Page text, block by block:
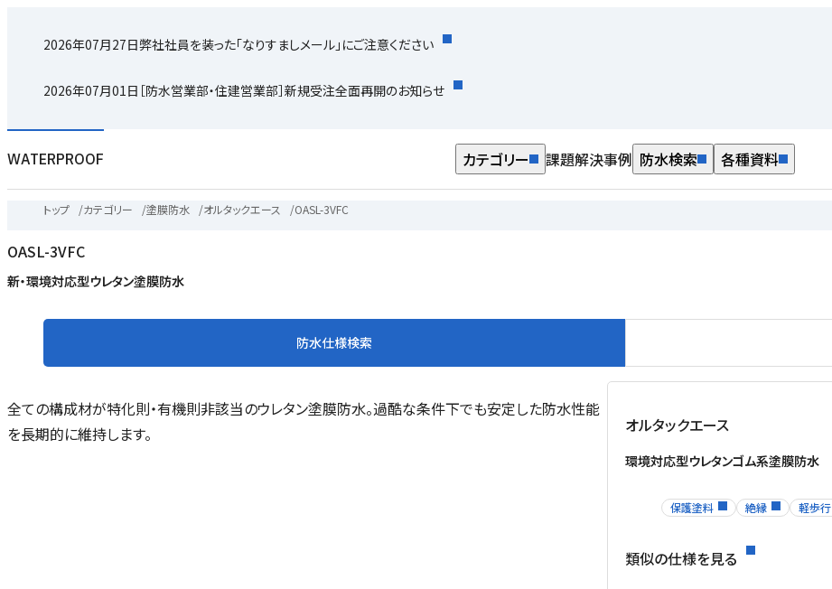
2026年07月27日弊社社員を装った「なりすましメール」にご注意ください
2026年07月01日 ［防水営業部・住建営業部］新規受注全面再開のお知らせ
WATERPROOF カテゴリー 課題解決事例 防水検索 各種資料
トップ /カテゴリー /塗膜防水 /オルタックエース /OASL-3VFC
OASL-3VFC
新・環境対応型ウレタン塗膜防水
防水仕様検索
全ての構成材が特化則・有機則非該当のウレタン塗膜防水。過酷な条件下でも安定した防水性能
を長期的に維持します。
オルタックエース
環境対応型ウレタンゴム系塗膜防水
保護塗料 絶縁 軽歩行
類似の仕様を見る